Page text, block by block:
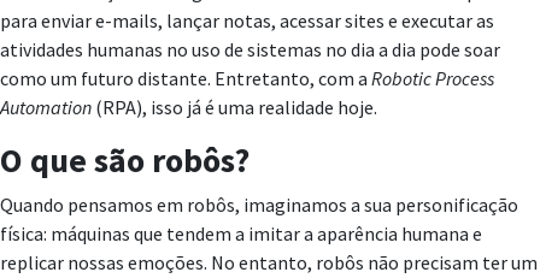
para enviar e-mails, lançar notas, acessar sites e executar as
atividades humanas no uso de sistemas no dia a dia pode soar
como um futuro distante. Entretanto, com a Robotic Process
Automation (RPA), isso já é uma realidade hoje.
O que são robôs?
Quando pensamos em robôs, imaginamos a sua personificação
física: máquinas que tendem a imitar a aparência humana e
replicar nossas emoções. No entanto, robôs não precisam ter um